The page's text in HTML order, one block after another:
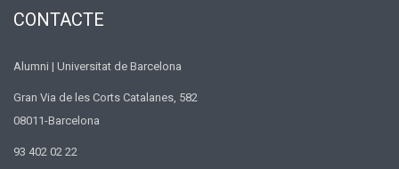
CONTACTE
Alumni | Universitat de Barcelona
Gran Via de les Corts Catalanes, 582
08011-Barcelona
93 402 02 22